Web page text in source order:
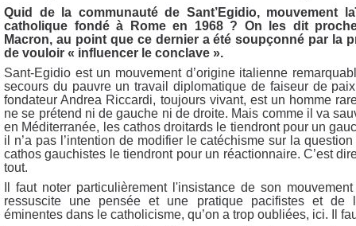
Quid de la communauté de Sant’Egidio, mouvement
catholique fondé à Rome en 1968 ? On les dit
Macron, au point que ce dernier a été soupçonné par la
de vouloir « influencer le conclave ».
Sant-Egidio est un mouvement d’origine italienne
secours du pauvre un travail diplomatique de faiseur de
fondateur Andrea Riccardi, toujours vivant, est un homme
ne se prétend ni de gauche ni de droite. Mais comme il va
en Méditerranée, les cathos droitards le tiendront pour un
il n’a pas l’intention de modifier le catéchisme sur la
cathos gauchistes le tiendront pour un réactionnaire. C’est
tout.
Il faut noter particulièrement l'insistance de son
ressuscite une pensée et une pratique pacifistes et de
éminentes dans le catholicisme, qu’on a trop oubliées, ici. Il